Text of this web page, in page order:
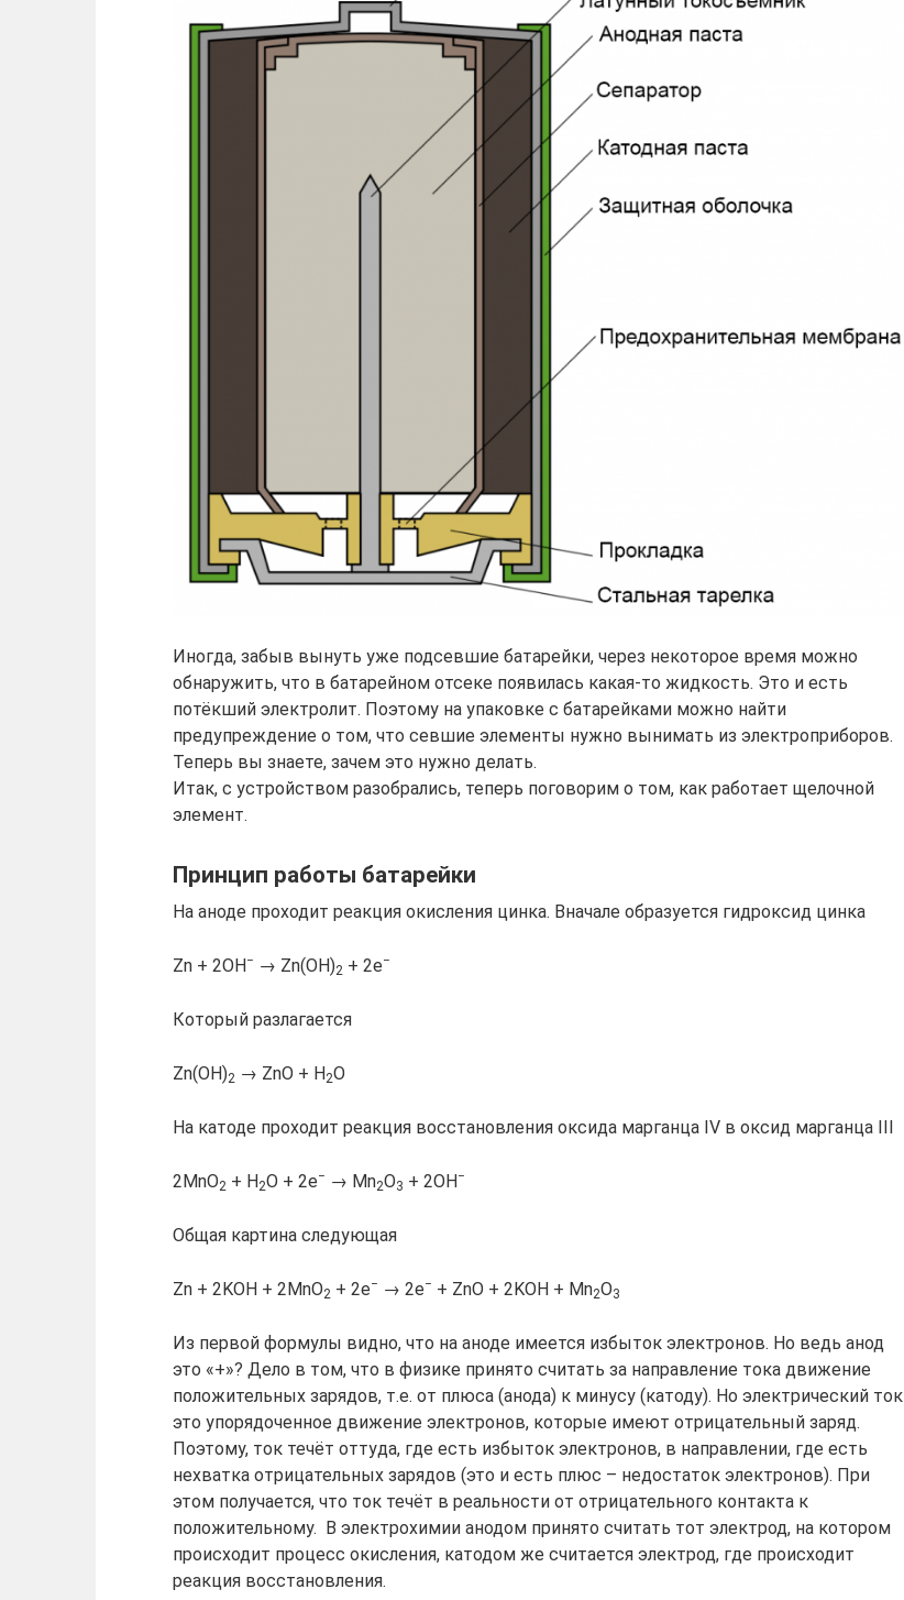
Иногда, забыв вынуть уже подсевшие батарейки, через некоторое время можно
обнаружить, что в батарейном отсеке появилась какая-то жидкость. Это и есть
потёкший электролит. Поэтому на упаковке с батарейками можно найти
предупреждение о том, что севшие элементы нужно вынимать из электроприборов.
Теперь вы знаете, зачем это нужно делать.
Итак, с устройством разобрались, теперь поговорим о том, как работает щелочной
элемент.
Принцип работы батарейки
На аноде проходит реакция окисления цинка. Вначале образуется гидроксид цинка
Zn + 2OH− → Zn(OH)2 + 2e−
Который разлагается
Zn(OH)2 → ZnO + H2O
На катоде проходит реакция восстановления оксида марганца IV в оксид марганца III
2MnO2 + H2O + 2e− → Mn2O3 + 2OH−
Общая картина следующая
Zn + 2KOH + 2MnO2 + 2e− → 2e− + ZnO + 2KOH + Mn2O3
Из первой формулы видно, что на аноде имеется избыток электронов. Но ведь анод
это «+»? Дело в том, что в физике принято считать за направление тока движение
положительных зарядов, т.е. от плюса (анода) к минусу (катоду). Но электрический ток
это упорядоченное движение электронов, которые имеют отрицательный заряд.
Поэтому, ток течёт оттуда, где есть избыток электронов, в направлении, где есть
нехватка отрицательных зарядов (это и есть плюс – недостаток электронов). При
этом получается, что ток течёт в реальности от отрицательного контакта к
положительному. В электрохимии анодом принято считать тот электрод, на котором
происходит процесс окисления, катодом же считается электрод, где происходит
реакция восстановления.